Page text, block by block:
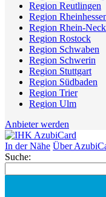
Region Reutlingen
Region
Region Rhein-
Region Rostock
Region Schwaben
Region Schwerin
Region Stuttgart
Region Südbaden
Region Trier
Region Ulm
Anbieter werden
In der Nähe Über
Suche: